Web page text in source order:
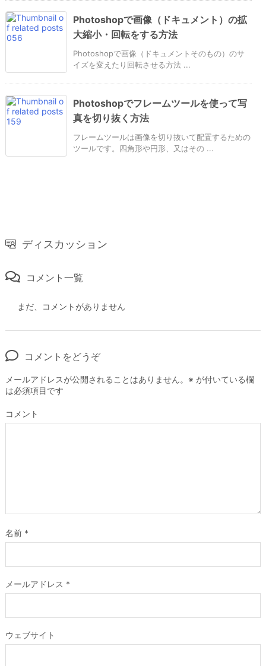
Photoshopで画像（ドキュメント）の拡
大縮小・回転をする方法
Photoshopで画像（ドキュメントそのもの）のサ
イズを変えたり回転させる方法 ...
Photoshopでフレームツールを使って写
真を切り抜く方法
フレームツールは画像を切り抜いて配置するための
ツールです。四角形や円形、又はその ...
ディスカッション
コメント一覧
まだ、コメントがありません
コメントをどうぞ
メールアドレスが公開されることはありません。 ※ が付いている欄
は必須項目です
コメント
名前 *
メールアドレス *
ウェブサイト